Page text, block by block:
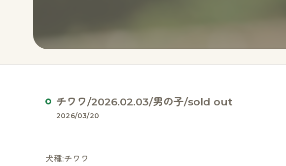
チワワ/2026.02.03/男の子/sold out
2026/03/20
犬種:チワワ